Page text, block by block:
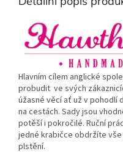
Hlavním cílem anglické
probudit ve svých
úžasné věcí ať už v pohodlí
na cestách. Sady jsou
potěší i pokročilé. Ruční
jedné krabičce obdržíte
plstění.